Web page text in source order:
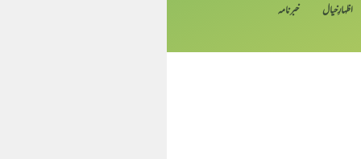
اظہارِ خیال خبرنامہ